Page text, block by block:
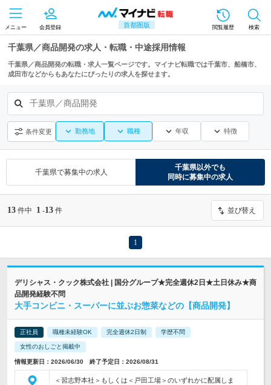
首都圏版
メニュー 会員登録 閲覧履歴 検索
千葉県／商品開発の求人・転職・中途採用情報
千葉県／商品開発の転職・求人一覧ページです。マイナビ転職では千葉市、船橋市、
成田市などからもあなたにぴったりの求人を探せます。
千葉県／商品開発
条件変更 勤務地 職種 年収 特徴
千葉県で募集中の求人
千葉県以外でも
同時に募集中の求人
13 件中 1 -13 件 並び替え
1
デリシャス・クック株式会社 | 国分グループ★完全週休2日★土日休み★商
品開発経験不問
大手コンビニ・スーパーに並ぶお惣菜などの【商品開発】
正社員 職種未経験OK 完全週休2日制 学歴不問
女性のおしごと掲載中
情報更新日：2026/06/30 終了予定日：2026/08/31
＜習志野本社＞もしくは＜戸田工場＞のいずれかに配属しま